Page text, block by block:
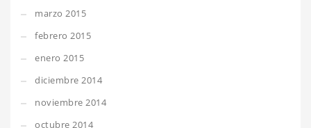
marzo 2015
febrero 2015
enero 2015
diciembre 2014
noviembre 2014
octubre 2014